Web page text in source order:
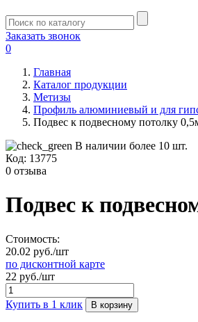
Заказать звонок
0
Главная
Каталог продукции
Метизы
Профиль алюминиевый и для
Подвес к подвесному потолку
В наличии более 10 шт.
Код: 13775
0 отзыва
Подвес к
Стоимость:
20.02 руб./шт
по дисконтной карте
22 руб./шт
Купить в 1 клик В корзину